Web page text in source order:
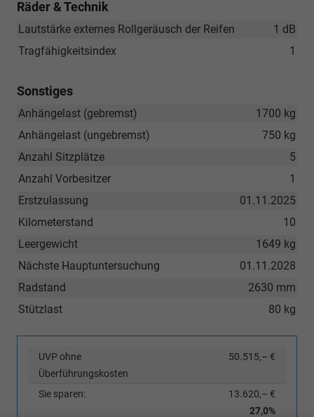
Räder & Technik
1 dB
Lautstärke externes Rollgeräusch der Reifen
1
Tragfähigkeitsindex
Sonstiges
1700 kg
Anhängelast (gebremst)
750 kg
Anhängelast (ungebremst)
5
Anzahl Sitzplätze
1
Anzahl Vorbesitzer
01.11.2025
Erstzulassung
10
Kilometerstand
1649 kg
Leergewicht
01.11.2028
Nächste Hauptuntersuchung
2630 mm
Radstand
80 kg
Stützlast
UVP ohne
Überführungskosten
50.515,– €
Sie sparen:
13.620,– €
27,0%